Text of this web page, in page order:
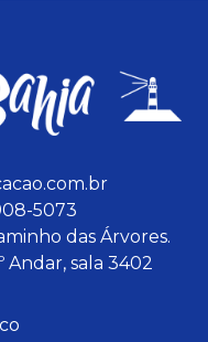
5073
das Árvores.
Andar, sala 3402